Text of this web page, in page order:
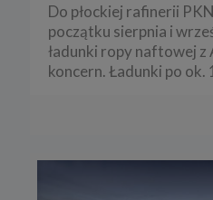
Do płockiej rafinerii
początku sierpnia i
ładunki ropy naftowej z
koncern. Ładunki po ok.